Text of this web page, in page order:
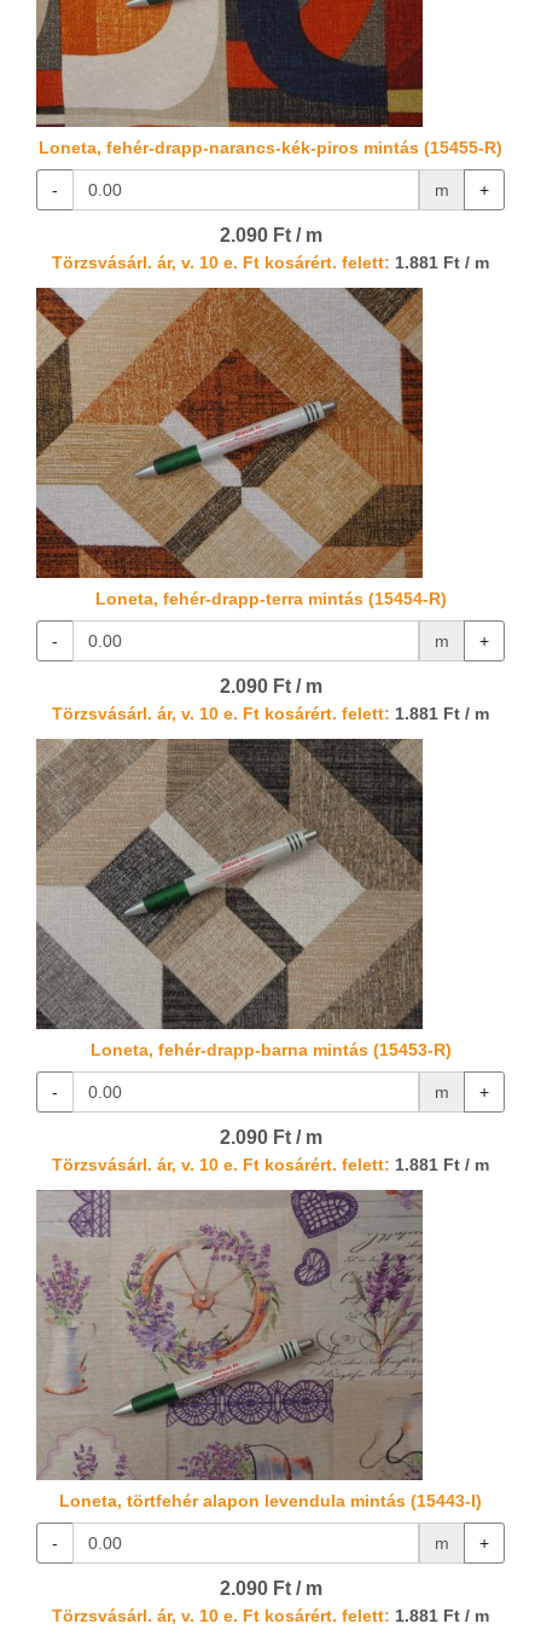
Loneta, fehér-drapp-narancs-kék-piros mintás (15455-R)
- m +
2.090 Ft / m
Törzsvásárl. ár, v. 10 e. Ft kosárért. felett: 1.881 Ft / m
Loneta, fehér-drapp-terra mintás (15454-R)
- m +
2.090 Ft / m
Törzsvásárl. ár, v. 10 e. Ft kosárért. felett: 1.881 Ft / m
Loneta, fehér-drapp-barna mintás (15453-R)
- m +
2.090 Ft / m
Törzsvásárl. ár, v. 10 e. Ft kosárért. felett: 1.881 Ft / m
Loneta, törtfehér alapon levendula mintás (15443-I)
- m +
2.090 Ft / m
Törzsvásárl. ár, v. 10 e. Ft kosárért. felett: 1.881 Ft / m